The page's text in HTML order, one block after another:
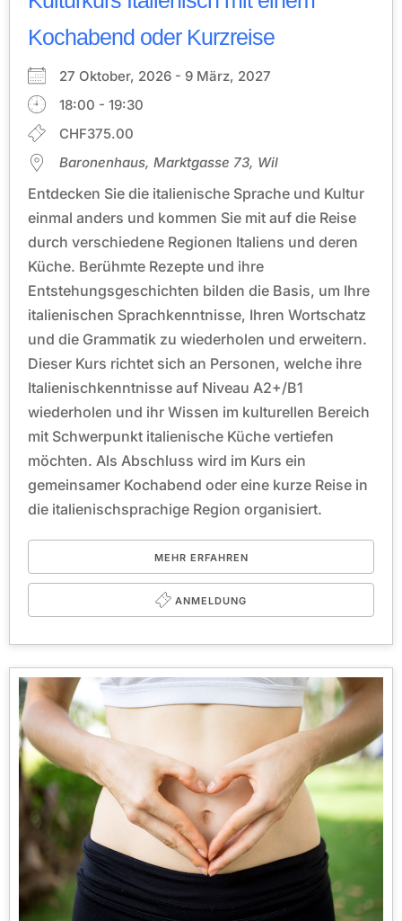
Kochabend oder Kurzreise
27 Oktober, 2026 - 9 März, 2027
18:00 - 19:30
CHF375.00
Baronenhaus, Marktgasse 73, Wil
Entdecken Sie die italienische Sprache und Kultur
einmal anders und kommen Sie mit auf die Reise
durch verschiedene Regionen Italiens und deren
Küche. Berühmte Rezepte und ihre
Entstehungsgeschichten bilden die Basis, um Ihre
italienischen Sprachkenntnisse, Ihren Wortschatz
und die Grammatik zu wiederholen und erweitern.
Dieser Kurs richtet sich an Personen, welche ihre
Italienischkenntnisse auf Niveau A2+/B1
wiederholen und ihr Wissen im kulturellen Bereich
mit Schwerpunkt italienische Küche vertiefen
möchten. Als Abschluss wird im Kurs ein
gemeinsamer Kochabend oder eine kurze Reise in
die italienischsprachige Region organisiert.
MEHR ERFAHREN
ANMELDUNG